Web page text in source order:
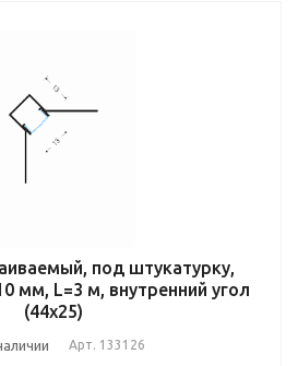
под штукатурку,
мм, L=3 м, внутренний угол
(44x25)
Арт. 133126